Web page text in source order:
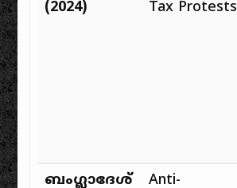
(2024) Tax Protests
ബംഗ്ലാദേശ്
Anti-